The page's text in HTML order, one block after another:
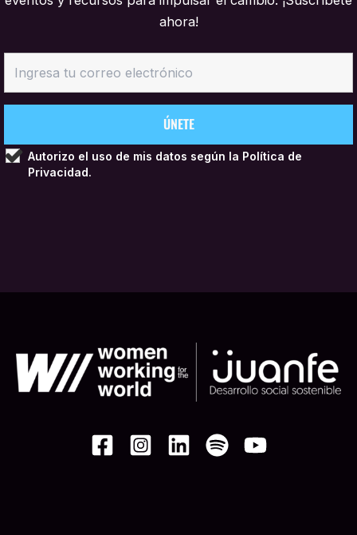
ahora!
Autorizo el uso de mis datos según la Política de
Privacidad.